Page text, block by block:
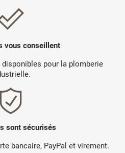
vous conseillent
pour la plomberie
sont sécurisés
bancaire, PayPal et virement.